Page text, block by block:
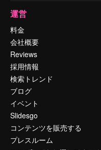
運営
料金
会社概要
Reviews
採用情報
検索トレンド
ブログ
イベント
Slidesgo
コンテンツを販売する
プレスルーム